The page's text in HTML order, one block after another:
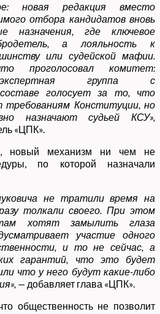
новая редакция вместо
отбора кандидатов вновь
назначения, где ключевое
а лояльность к
или судейской мафии.
проголосовал комитет:
группа с
голосует за то, что
требованиям Конституции, но
назначают судьей КСУ»,
«ЦПК».
новый механизм ни чем не
по которой назначали
не тратили время на
толкали своего. При этом
хотят замылить глаза
участие одного
и то не сейчас, а
гарантий, что это будет
что у него будут какие-либо
— добавляет глава «ЦПК».
общественность не позволит